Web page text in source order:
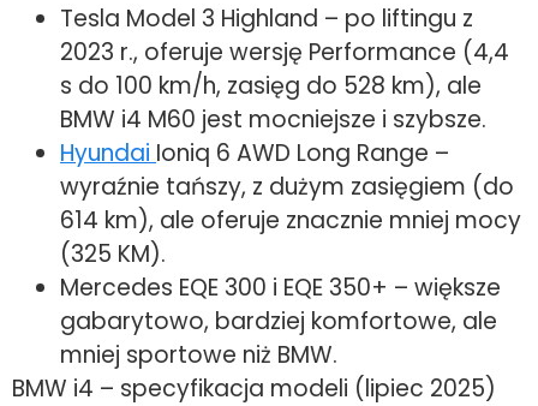
Tesla Model 3 Highland – po liftingu z
2023 r., oferuje wersję Performance (4,4
s do 100 km/h, zasięg do 528 km), ale
BMW i4 M60 jest mocniejsze i szybsze.
Hyundai Ioniq 6 AWD Long Range –
wyraźnie tańszy, z dużym zasięgiem (do
614 km), ale oferuje znacznie mniej mocy
(325 KM).
Mercedes EQE 300 i EQE 350+ – większe
gabarytowo, bardziej komfortowe, ale
mniej sportowe niż BMW.
BMW i4 – specyfikacja modeli (lipiec 2025)